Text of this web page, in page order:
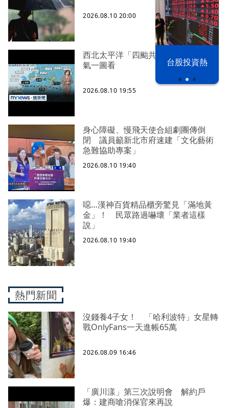
漢光42演習 台股投資熱
2026.08.10 20:00
西北太平洋「四颱共存」？ 本週天
氣一圖看
2026.08.10 19:55
身心障礙、慢飛天使合組劇團傳倒
閉 議員籲新北市府速建「文化藝術
急難協助專案」
2026.08.10 19:40
噁…漢神百貨精品櫃旁驚見「滿地黃
金」！ 民眾路過嚇壞「業者這樣
說」
2026.08.10 19:40
熱門新聞
沒錢養4子女！ 「哈利波特」女星轉
戰OnlyFans一天進帳65萬
2026.08.09 16:46
「廣川漾」第三次說明會 解約戶
爆：建商嗆消保官來再說